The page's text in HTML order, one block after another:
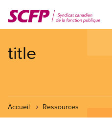
au
contenu
title
Accueil Ressources